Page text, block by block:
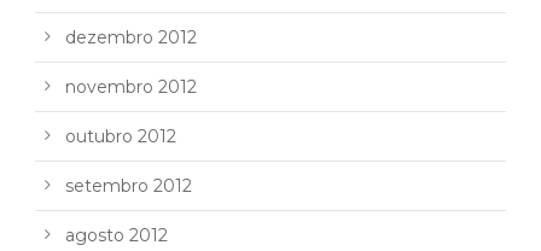
dezembro 2012
novembro 2012
outubro 2012
setembro 2012
agosto 2012